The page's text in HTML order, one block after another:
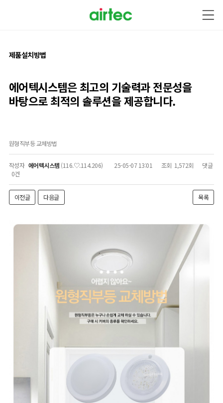
제품설치방법
에어텍시스템은 최고의 기술력과전문성을
바탕으로최적의 솔루션을 제공합니다.
원형직부등 교체방법
작성자 에어텍시스템 (116.♡.114.206) 25-05-07 13:01 조회 1,572회
댓글
0건
이전글 다음글 목록